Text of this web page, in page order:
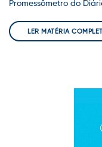
Promessômetro do
LER MATÉRIA